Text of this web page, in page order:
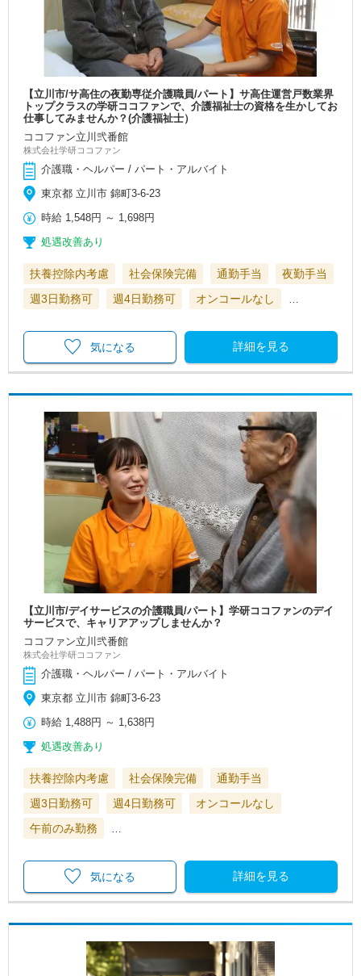
【立川市/サ高住の夜勤専従介護職員/パート】サ高住運営戸数業界
トップクラスの学研ココファンで、介護福祉士の資格を生かしてお
仕事してみませんか？(介護福祉士）
ココファン立川弐番館
株式会社学研ココファン
介護職・ヘルパー / パート・アルバイト
東京都 立川市 錦町3-6-23
時給 1,548円 ～ 1,698円
処遇改善あり
扶養控除内考慮 社会保険完備 通勤手当
夜勤手当
週3日勤務可
週4日勤務可 オンコールなし
詳細を見る
気になる
【立川市/デイサービスの介護職員/パート】学研ココファンのデイ
サービスで、キャリアアップしませんか？
ココファン立川弐番館
株式会社学研ココファン
介護職・ヘルパー / パート・アルバイト
東京都 立川市 錦町3-6-23
時給 1,488円 ～ 1,638円
処遇改善あり
扶養控除内考慮 社会保険完備
通勤手当
週3日勤務可
週4日勤務可
オンコールなし
午前のみ勤務
詳細を見る
気になる